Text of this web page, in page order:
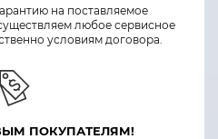
на поставляемое
любое сервисное
условиям договора.
ПОКУПАТЕЛЯМ!